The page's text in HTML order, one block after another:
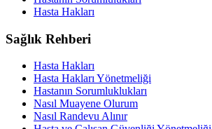
Hasta Hakları
Sağlık Rehberi
Hasta Hakları
Hasta Hakları Yönetmeliği
Hastanın Sorumluklukları
Nasıl Muayene Olurum
Nasıl Randevu Alınır